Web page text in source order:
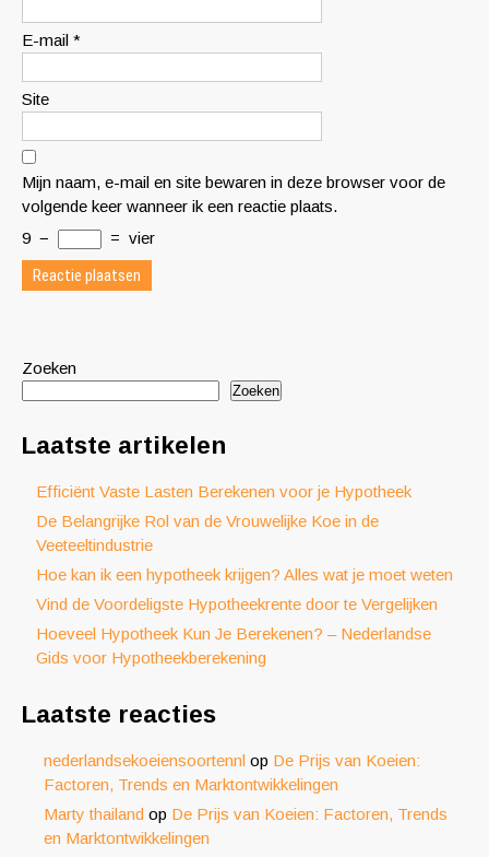
E-mail *
Site
Mijn naam, e-mail en site bewaren in deze browser voor de
volgende keer wanneer ik een reactie plaats.
9 − = vier
Zoeken
Zoeken
Laatste artikelen
Efficiënt Vaste Lasten Berekenen voor je Hypotheek
De Belangrijke Rol van de Vrouwelijke Koe in de
Veeteeltindustrie
Hoe kan ik een hypotheek krijgen? Alles wat je moet weten
Vind de Voordeligste Hypotheekrente door te Vergelijken
Hoeveel Hypotheek Kun Je Berekenen? – Nederlandse
Gids voor Hypotheekberekening
Laatste reacties
nederlandsekoeiensoortennl op De Prijs van Koeien:
Factoren, Trends en Marktontwikkelingen
Marty thailand op De Prijs van Koeien: Factoren, Trends
en Marktontwikkelingen